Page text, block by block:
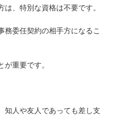
、特別な資格は不要です。
委任契約の相手方になるこ
重要です。
知人や友人であっても差し支